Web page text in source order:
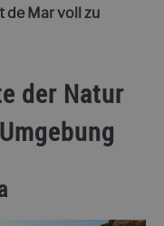
de Mar voll zu
der Natur